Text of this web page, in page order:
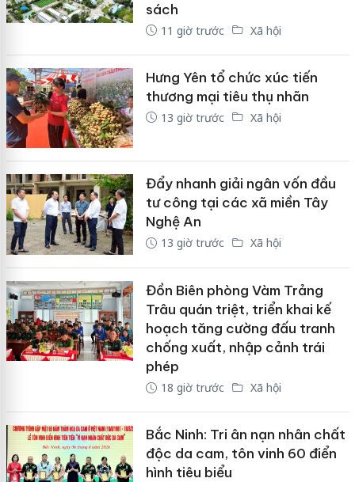
sách
11 giờ trước Xã hội
Hưng Yên tổ chức xúc tiến
thương mại tiêu thụ nhãn
13 giờ trước Xã hội
Đẩy nhanh giải ngân vốn đầu
tư công tại các xã miền Tây
Nghệ An
13 giờ trước Xã hội
Đồn Biên phòng Vàm Trảng
Trâu quán triệt, triển khai kế
hoạch tăng cường đấu tranh
chống xuất, nhập cảnh trái
phép
18 giờ trước Xã hội
Bắc Ninh: Tri ân nạn nhân chất
độc da cam, tôn vinh 60 điển
hình tiêu biểu